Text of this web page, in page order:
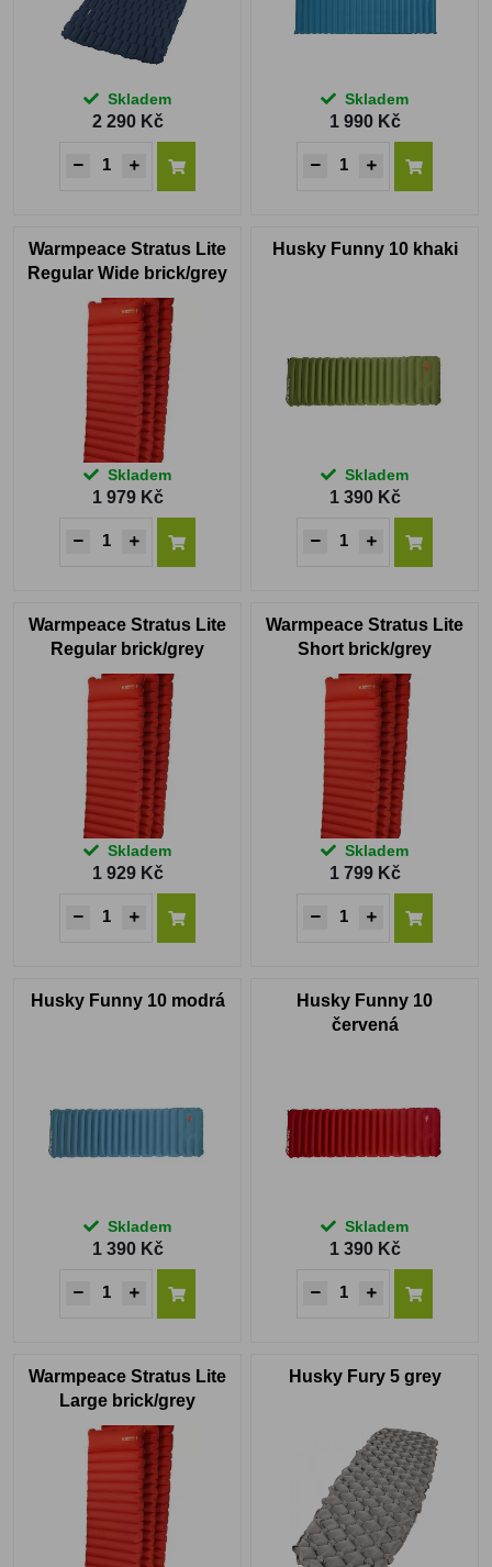
Skladem
2 290 Kč
Skladem
1 990 Kč
Warmpeace Stratus Lite
Regular Wide brick/grey
Skladem
1 979 Kč
Husky Funny 10 khaki
Skladem
1 390 Kč
Warmpeace Stratus Lite
Regular brick/grey
Skladem
1 929 Kč
Warmpeace Stratus Lite
Short brick/grey
Skladem
1 799 Kč
Husky Funny 10 modrá
Skladem
1 390 Kč
Husky Funny 10
červená
Skladem
1 390 Kč
Warmpeace Stratus Lite
Large brick/grey
Husky Fury 5 grey